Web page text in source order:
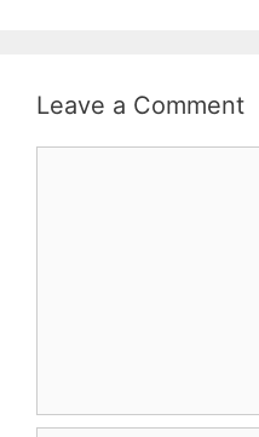
Leave a Comment